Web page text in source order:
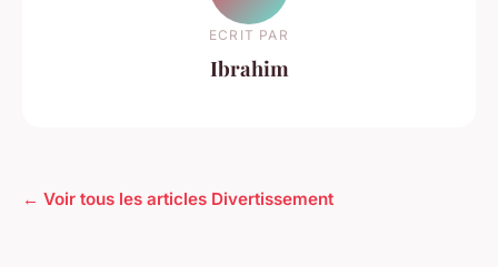
ECRIT PAR
Ibrahim
← Voir tous les articles Divertissement